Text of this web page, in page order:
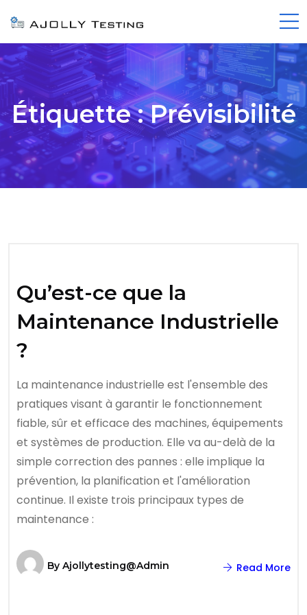
Étiquette :Prévisibilité
Qu’est-ce que la
Maintenance Industrielle
?
La maintenance industrielle est l'ensemble des
pratiques visant à garantir le fonctionnement
fiable, sûr et efficace des machines, équipements
et systèmes de production. Elle va au-delà de la
simple correction des pannes : elle implique la
prévention, la planification et l'amélioration
continue. Il existe trois principaux types de
maintenance :
By Ajollytesting@admin Read More